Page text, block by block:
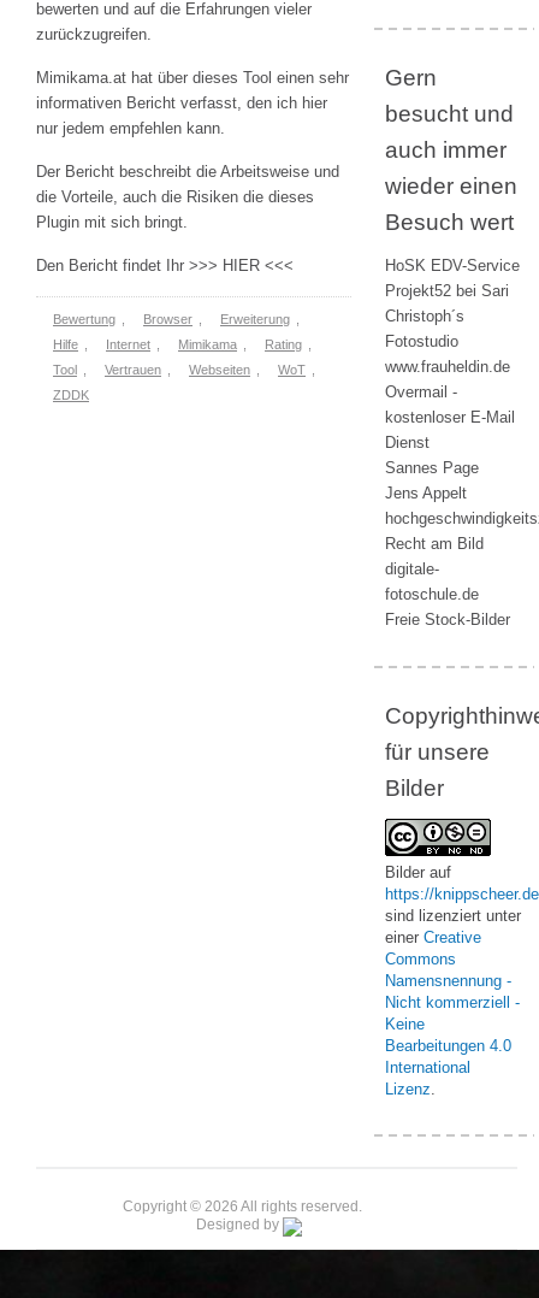
bewerten und auf die Erfahrungen vieler
zurückzugreifen.
Mimikama.at hat über dieses Tool einen sehr
informativen Bericht verfasst, den ich hier
nur jedem empfehlen kann.
Der Bericht beschreibt die Arbeitsweise und
die Vorteile, auch die Risiken die dieses
Plugin mit sich bringt.
Den Bericht findet Ihr >>> HIER <<<
Bewertung Browser Erweiterung
Hilfe
Internet Mimikama Rating
Tool
Vertrauen Webseiten WoT
ZDDK
Gern
besucht und
auch immer
wieder einen
Besuch wert
HoSK EDV-Service
Projekt52 bei Sari
Christoph´s
Fotostudio
www.frauheldin.de
Overmail -
kostenloser E-Mail
Dienst
Sannes Page
Jens Appelt
Recht am Bild
digitale-
fotoschule.de
Freie Stock-Bilder
für unsere
Bilder
Bilder auf
https://knippscheer.de
sind lizenziert unter
einer Creative
Commons
Namensnennung -
Nicht kommerziell -
Keine
Bearbeitungen 4.0
International
Lizenz.
Copyright © 2026 All rights reserved.
Designed by